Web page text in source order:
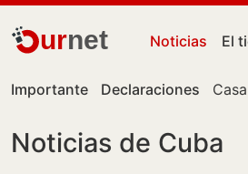
urnet Noticias El
Importante Declaraciones
Noticias de Cuba